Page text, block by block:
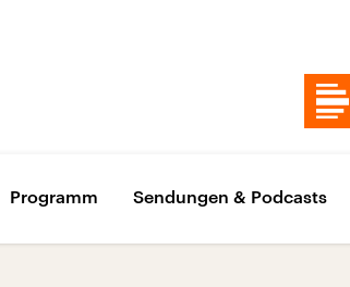
Programm Sendungen & Podcasts